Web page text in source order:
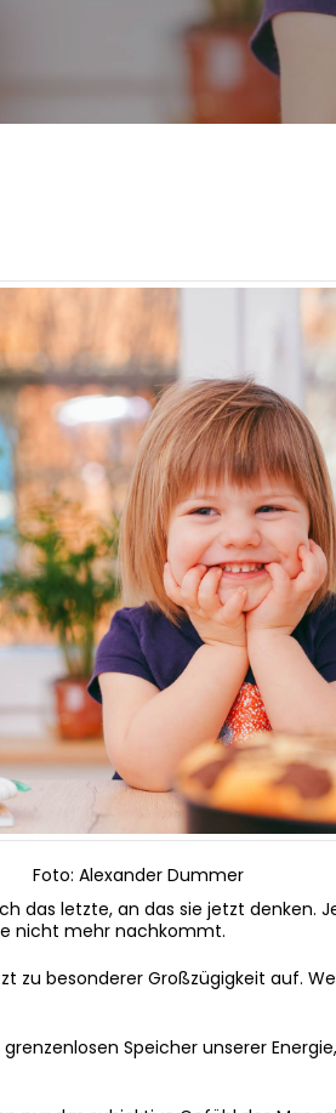
Foto: Alexander Dummer
das letzte, an das sie jetzt denken.
nicht mehr nachkommt.
zu besonderer Großzügigkeit auf.
Speicher unserer